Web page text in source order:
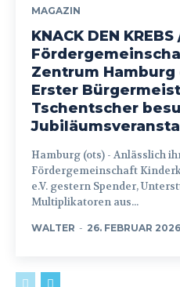
MAGAZIN
KNACK DEN
Zentrum Hamburg
Erster
Tschentscher
Hamburg (ots) - Anlässlich ihres 50. Jubiläums lud die
Fördergemeinschaft
e.V. gestern Spender,
Multiplikatoren aus...
WALTER - 26. FEBRUAR 2026